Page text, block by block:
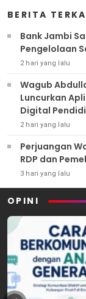
BERITA
Bank Jambi
Pengelolaan
2 hari yang lalu
Wagub
Luncurkan
Digital
2 hari yang lalu
Perjuangan
RDP dan
3 hari yang lalu
OPINI